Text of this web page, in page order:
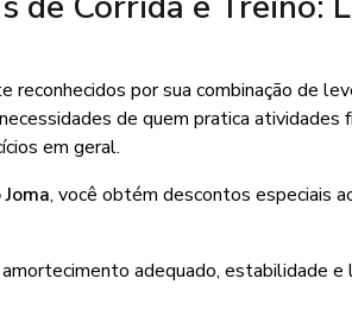
reconhecidos por sua combinação de
de quem pratica
em geral.
, você obtém descontos especiais
adequado, estabilidade